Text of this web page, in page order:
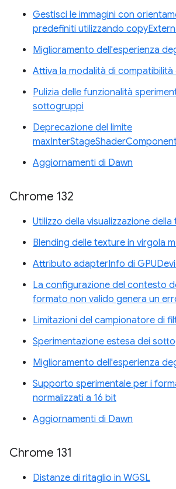
Gestisci le immagini con
predefiniti utilizzando
Miglioramento dell'esperienza
Attiva la modalità di
Pulizia delle funzionalità
sottogruppi
Deprecazione del limite
Aggiornamenti di Dawn
Chrome 132
Utilizzo della visualizzazione
Blending delle texture in virgola
Attributo adapterInfo di
La configurazione del contesto
formato non valido genera un
Limitazioni del campionatore di
Sperimentazione estesa dei
Miglioramento dell'esperienza
Supporto sperimentale per i
normalizzati a 16 bit
Aggiornamenti di Dawn
Chrome 131
Distanze di ritaglio in WGSL